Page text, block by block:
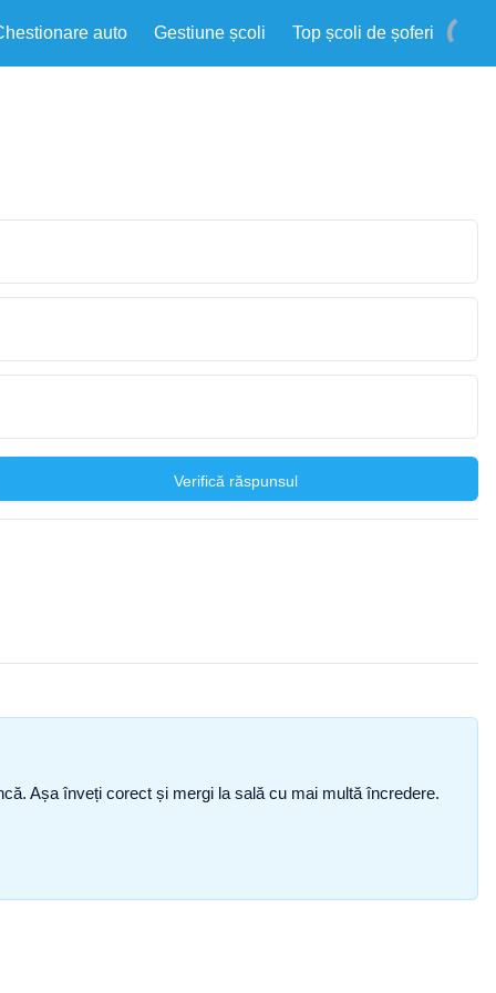
auto Gestiune școli Top școli de șoferi
Verifică răspunsul
Așa înveți corect și mergi la sală cu mai multă încredere.